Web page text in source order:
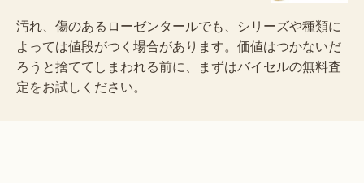
汚れ、傷のあるローゼンタールでも、シリーズや種類に
よっては値段がつく場合があります。価値はつかないだ
ろうと捨ててしまわれる前に、まずはバイセルの無料査
定をお試しください。